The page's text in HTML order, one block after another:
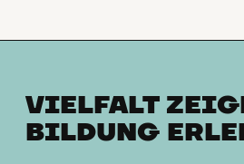
VIELFALT
BILDUNG